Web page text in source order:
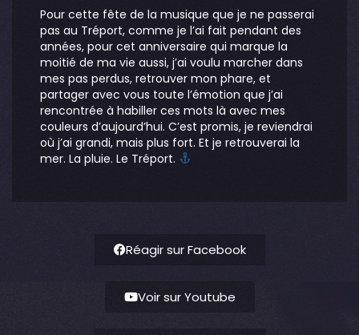
Pour cette fête de la musique que je ne passerai
pas au Tréport, comme je l’ai fait pendant des
années, pour cet anniversaire qui marque la
moitié de ma vie aussi, j’ai voulu marcher dans
mes pas perdus, retrouver mon phare, et
partager avec vous toute l’émotion que j’ai
rencontrée à habiller ces mots là avec mes
couleurs d’aujourd’hui. C’est promis, je reviendrai
où j’ai grandi, mais plus fort. Et je retrouverai la
mer. La pluie. Le Tréport.
Réagir sur Facebook
Voir sur Youtube